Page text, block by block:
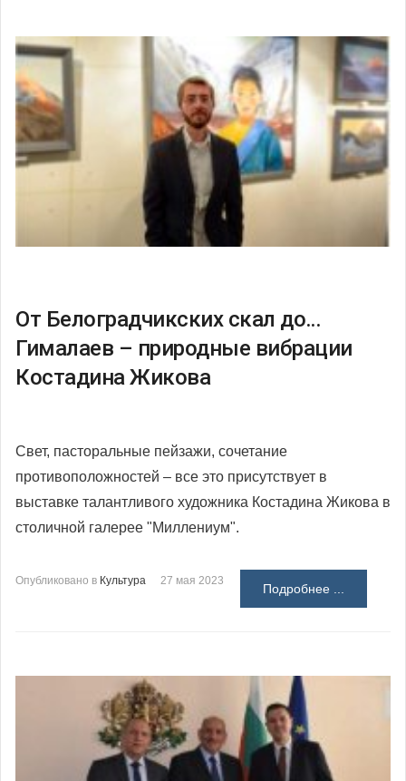
От Белоградчикских скал до…
Гималаев – природные вибрации
Костадина Жикова
Свет, пасторальные пейзажи, сочетание
противоположностей – все это присутствует в
выставке талантливого художника Костадина Жикова в
столичной галерее "Миллениум".
Опубликовано в Культура 27 мая 2023
Подробнее ...